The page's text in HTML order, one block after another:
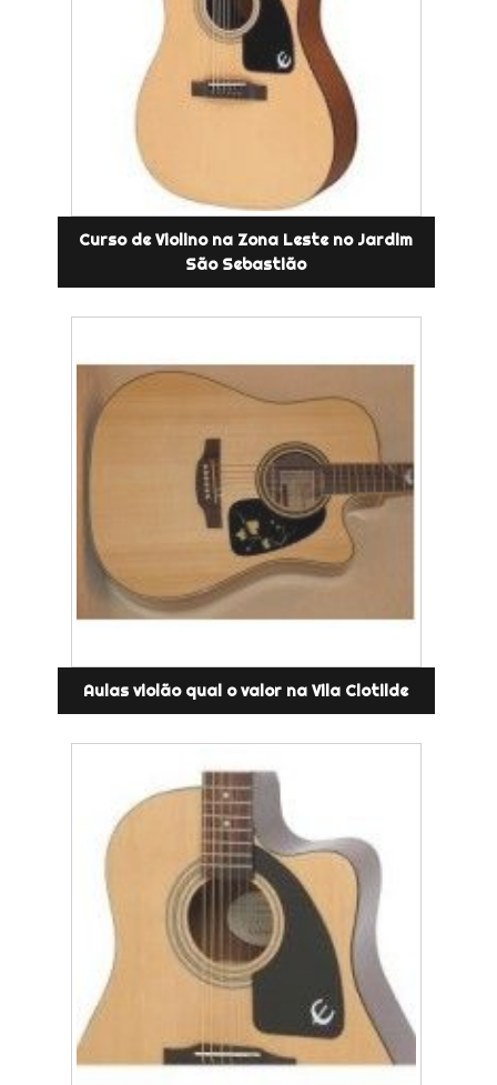
Curso de Violino na Zona Leste no Jardim
São Sebastião
Aulas violão qual o valor na Vila Clotilde